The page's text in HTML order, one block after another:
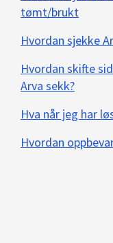
tømt/brukt
Hvordan sjekke
Hvordan skifte
Arva sekk?
Hva når jeg har
Hvordan